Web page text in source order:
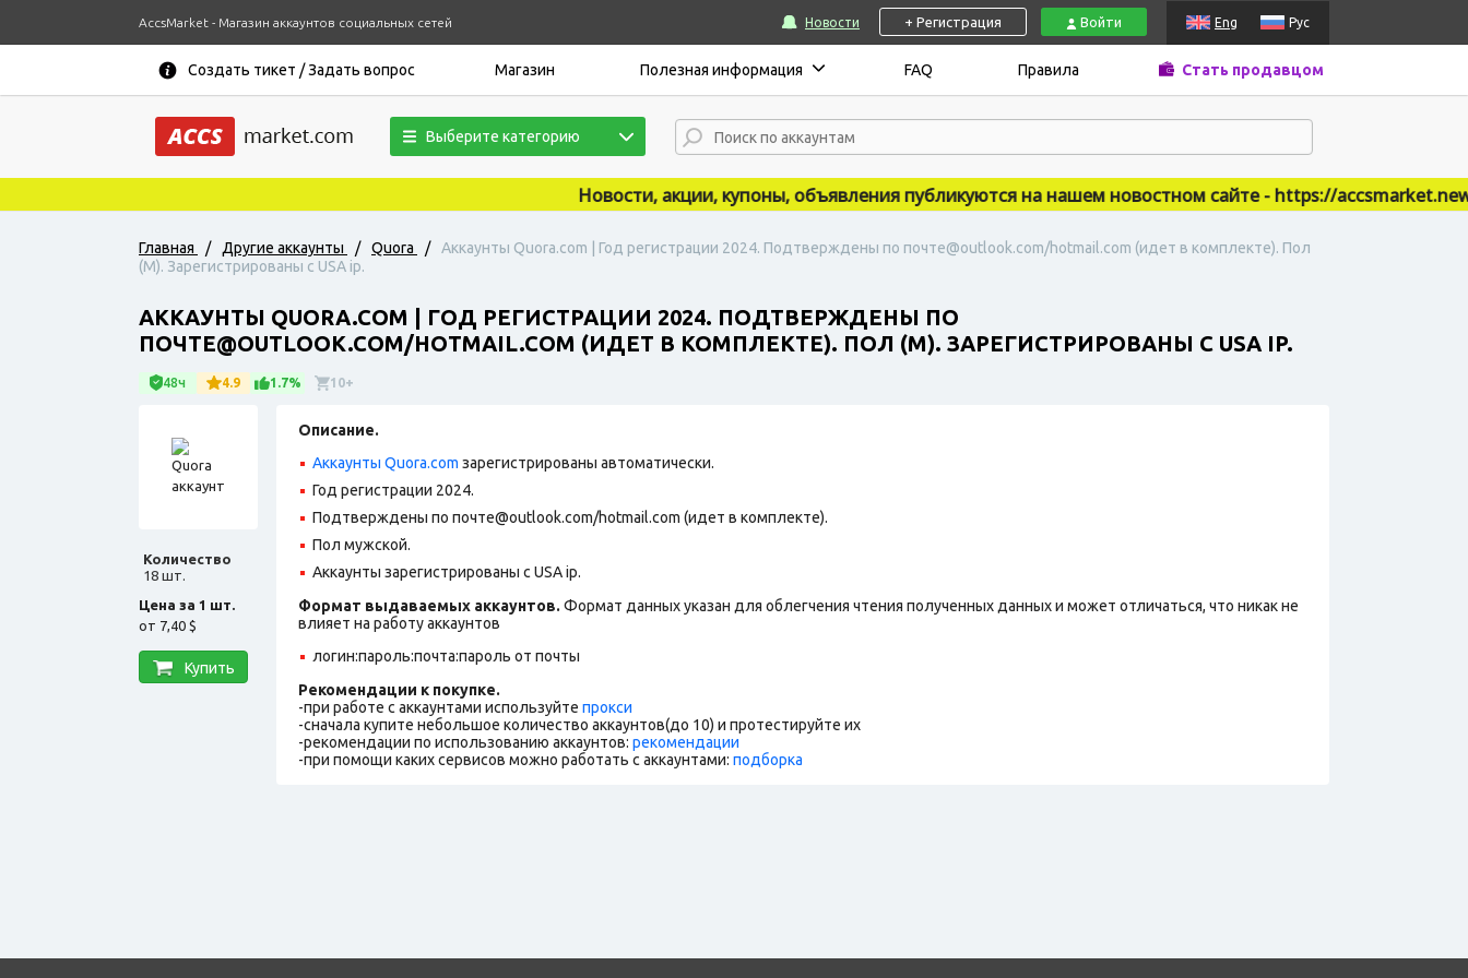
AccsMarket - Магазин аккаунтов социальных сетей Новости + Регистрация Войти Eng Рус
Создать тикет / Задать вопрос Магазин Полезная информация FAQ Правила Стать продавцом
Выберите категорию
Новости, акции, купоны, объявления публикуются на нашем новостном сайте - https://accsmarket.news
Главная / Другие аккаунты / Quora /
Аккаунты Quora.com | Год регистрации 2024. Подтверждены по почте@outlook.com/hotmail.com (идет в комплекте). Пол
(М). Зарегистрированы с USA ip.
АККАУНТЫ QUORA.COM | ГОД РЕГИСТРАЦИИ 2024. ПОДТВЕРЖДЕНЫ ПО
ПОЧТЕ@OUTLOOK.COM/HOTMAIL.COM (ИДЕТ В КОМПЛЕКТЕ). ПОЛ (М). ЗАРЕГИСТРИРОВАНЫ С USA IP.
48ч 4.9 1.7% 10+
Количество
18 шт.
Цена за 1 шт.
от 7,40 $
Купить
Описание.
Аккаунты Quora.com зарегистрированы автоматически.
Год регистрации 2024.
Подтверждены по почте@outlook.com/hotmail.com (идет в комплекте).
Пол мужской.
Аккаунты зарегистрированы с USA ip.
Формат выдаваемых аккаунтов. Формат данных указан для облегчения чтения полученных данных и может отличаться, что никак не
влияет на работу аккаунтов
логин:пароль:почта:пароль от почты
Рекомендации к покупке.
-при работе с аккаунтами используйте прокси
-сначала купите небольшое количество аккаунтов(до 10) и протестируйте их
-рекомендации по использованию аккаунтов: рекомендации
-при помощи каких сервисов можно работать с аккаунтами: подборка